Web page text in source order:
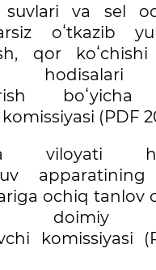
va sel
oʻtkazib
qor
hodisalari
boʻyicha
(PDF
viloyati
ochiq tanlov
doimiy
komissiyasi